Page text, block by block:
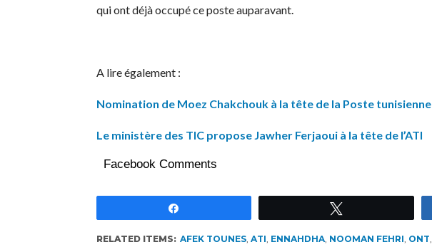
qui ont déjà occupé ce poste auparavant.
A lire également :
Nomination de Moez Chakchouk à la tête de la Poste tunisienne
Le ministère des TIC propose Jawher Ferjaoui à la tête de l’ATI
Facebook Comments
RELATED ITEMS: AFEK TOUNES, ATI, ENNAHDHA, NOOMAN FEHRI, ONT,